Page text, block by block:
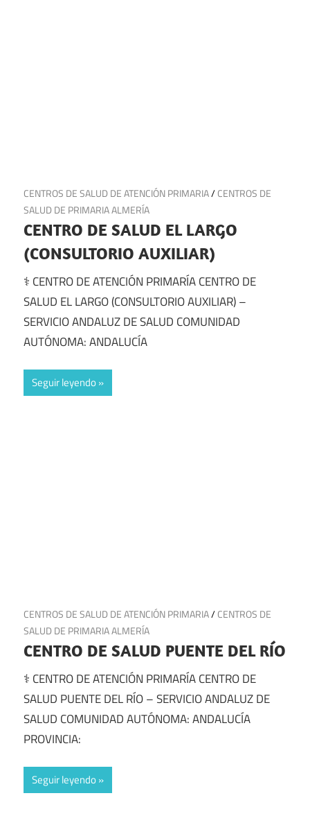
10 de julio de 2025
CENTROS DE SALUD DE ATENCIÓN PRIMARIA/CENTROS DE
SALUD DE PRIMARIA ALMERÍA
CENTRO DE SALUD EL LARGO
(CONSULTORIO AUXILIAR)
⚕️ CENTRO DE ATENCIÓN PRIMARÍA CENTRO DE
SALUD EL LARGO (CONSULTORIO AUXILIAR) –
SERVICIO ANDALUZ DE SALUD COMUNIDAD
AUTÓNOMA: ANDALUCÍA
Seguir leyendo
5 de julio de 2025
CENTROS DE SALUD DE ATENCIÓN PRIMARIA/CENTROS DE
SALUD DE PRIMARIA ALMERÍA
CENTRO DE SALUD PUENTE DEL RÍO
⚕️ CENTRO DE ATENCIÓN PRIMARÍA CENTRO DE
SALUD PUENTE DEL RÍO – SERVICIO ANDALUZ DE
SALUD COMUNIDAD AUTÓNOMA: ANDALUCÍA
PROVINCIA:
Seguir leyendo